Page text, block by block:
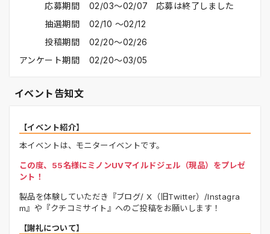
応募期間
02/03〜02/07 応募は終了しました
抽選期間
02/10 〜02/12
投稿期間
02/20〜02/26
アンケート期間
02/20〜03/05
イベント告知文
【イベント紹介】
本イベントは、モニターイベントです。
この度、55名様にミノンUVマイルドジェル（現品）をプレゼ
ント！
製品を体験していただき『ブログ/ X（旧Twitter）/Instagra
m』や『クチコミサイト』へのご投稿をお願いします！
【謝礼について】